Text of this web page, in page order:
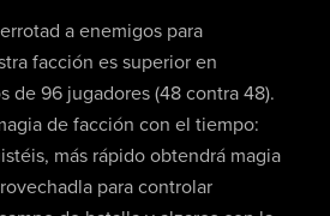
a enemigos para
facción es superior en
de 96 jugadores (48 contra 48).
de facción con el tiempo:
más rápido obtendrá magia
para controlar